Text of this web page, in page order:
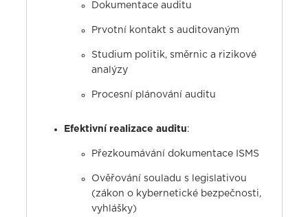
Dokumentace auditu
Prvotní kontakt s auditovaným
Studium politik, směrnic a rizikové
analýzy
Procesní plánování auditu
Efektivní realizace auditu:
Přezkoumávání dokumentace ISMS
Ověřování souladu s legislativou
(zákon o kybernetické bezpečnosti,
vyhlášky)